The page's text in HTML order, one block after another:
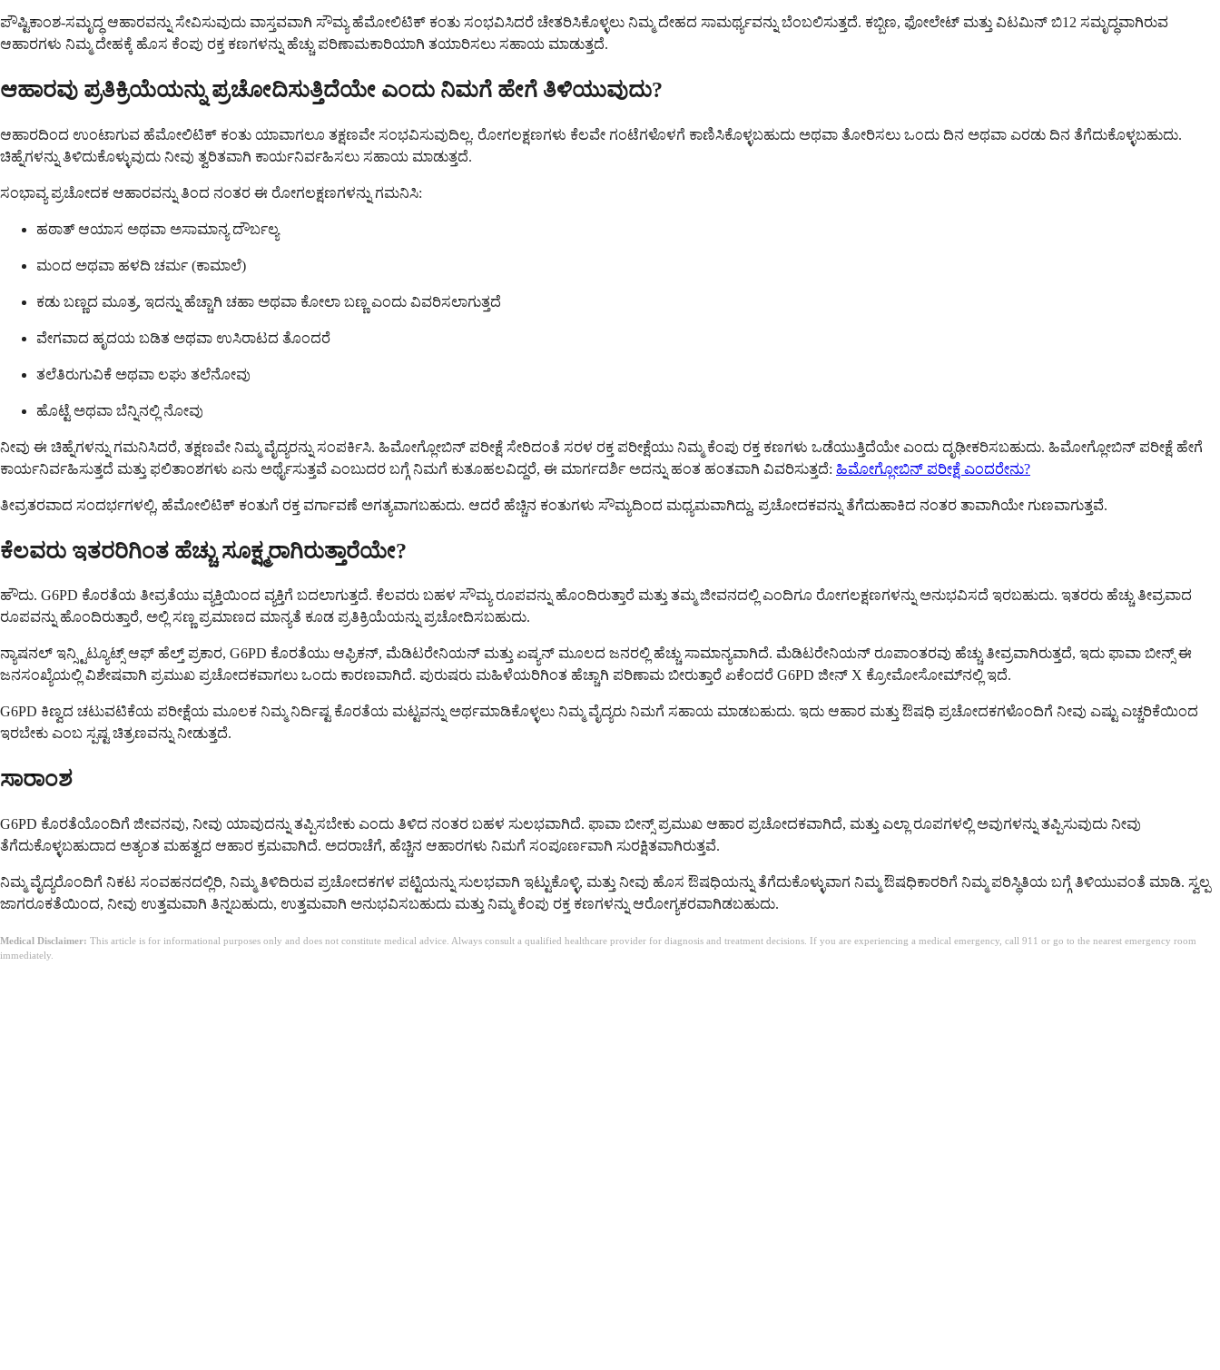
ಪೌಷ್ಟಿಕಾಂಶ-ಸಮೃದ್ಧ ಆಹಾರವನ್ನು ಸೇವಿಸುವುದು ವಾಸ್ತವವಾಗಿ ಸೌಮ್ಯ ಹೆಮೋಲಿಟಿಕ್ ಕಂತು ಸಂಭವಿಸಿದರೆ ಚೇತರಿಸಿಕೊಳ್ಳಲು ನಿಮ್ಮ ದೇಹದ ಸಾಮರ್ಥ್ಯವನ್ನು ಬೆಂಬಲಿಸುತ್ತದೆ. ಕಬ್ಬಿಣ, ಫೋಲೇಟ್ ಮತ್ತು ವಿಟಮಿನ್ ಬಿ12 ಸಮೃದ್ಧವಾಗಿರುವ
ಆಹಾರಗಳು ನಿಮ್ಮ ದೇಹಕ್ಕೆ ಹೊಸ ಕೆಂಪು ರಕ್ತ ಕಣಗಳನ್ನು ಹೆಚ್ಚು ಪರಿಣಾಮಕಾರಿಯಾಗಿ ತಯಾರಿಸಲು ಸಹಾಯ ಮಾಡುತ್ತದೆ.
ಆಹಾರವು ಪ್ರತಿಕ್ರಿಯೆಯನ್ನು ಪ್ರಚೋದಿಸುತ್ತಿದೆಯೇ ಎಂದು ನಿಮಗೆ ಹೇಗೆ ತಿಳಿಯುವುದು?
ಆಹಾರದಿಂದ ಉಂಟಾಗುವ ಹೆಮೋಲಿಟಿಕ್ ಕಂತು ಯಾವಾಗಲೂ ತಕ್ಷಣವೇ ಸಂಭವಿಸುವುದಿಲ್ಲ. ರೋಗಲಕ್ಷಣಗಳು ಕೆಲವೇ ಗಂಟೆಗಳೊಳಗೆ ಕಾಣಿಸಿಕೊಳ್ಳಬಹುದು ಅಥವಾ ತೋರಿಸಲು ಒಂದು ದಿನ ಅಥವಾ ಎರಡು ದಿನ ತೆಗೆದುಕೊಳ್ಳಬಹುದು.
ಚಿಹ್ನೆಗಳನ್ನು ತಿಳಿದುಕೊಳ್ಳುವುದು ನೀವು ತ್ವರಿತವಾಗಿ ಕಾರ್ಯನಿರ್ವಹಿಸಲು ಸಹಾಯ ಮಾಡುತ್ತದೆ.
ಸಂಭಾವ್ಯ ಪ್ರಚೋದಕ ಆಹಾರವನ್ನು ತಿಂದ ನಂತರ ಈ ರೋಗಲಕ್ಷಣಗಳನ್ನು ಗಮನಿಸಿ:
ಹಠಾತ್ ಆಯಾಸ ಅಥವಾ ಅಸಾಮಾನ್ಯ ದೌರ್ಬಲ್ಯ
ಮಂದ ಅಥವಾ ಹಳದಿ ಚರ್ಮ (ಕಾಮಾಲೆ)
ಕಡು ಬಣ್ಣದ ಮೂತ್ರ, ಇದನ್ನು ಹೆಚ್ಚಾಗಿ ಚಹಾ ಅಥವಾ ಕೋಲಾ ಬಣ್ಣ ಎಂದು ವಿವರಿಸಲಾಗುತ್ತದೆ
ವೇಗವಾದ ಹೃದಯ ಬಡಿತ ಅಥವಾ ಉಸಿರಾಟದ ತೊಂದರೆ
ತಲೆತಿರುಗುವಿಕೆ ಅಥವಾ ಲಘು ತಲೆನೋವು
ಹೊಟ್ಟೆ ಅಥವಾ ಬೆನ್ನಿನಲ್ಲಿ ನೋವು
ನೀವು ಈ ಚಿಹ್ನೆಗಳನ್ನು ಗಮನಿಸಿದರೆ, ತಕ್ಷಣವೇ ನಿಮ್ಮ ವೈದ್ಯರನ್ನು ಸಂಪರ್ಕಿಸಿ. ಹಿಮೋಗ್ಲೋಬಿನ್ ಪರೀಕ್ಷೆ ಸೇರಿದಂತೆ ಸರಳ ರಕ್ತ ಪರೀಕ್ಷೆಯು ನಿಮ್ಮ ಕೆಂಪು ರಕ್ತ ಕಣಗಳು ಒಡೆಯುತ್ತಿದೆಯೇ ಎಂದು ದೃಢೀಕರಿಸಬಹುದು. ಹಿಮೋಗ್ಲೋಬಿನ್ ಪರೀಕ್ಷೆ ಹೇಗೆ
ಕಾರ್ಯನಿರ್ವಹಿಸುತ್ತದೆ ಮತ್ತು ಫಲಿತಾಂಶಗಳು ಏನು ಅರ್ಥೈಸುತ್ತವೆ ಎಂಬುದರ ಬಗ್ಗೆ ನಿಮಗೆ ಕುತೂಹಲವಿದ್ದರೆ, ಈ ಮಾರ್ಗದರ್ಶಿ ಅದನ್ನು ಹಂತ ಹಂತವಾಗಿ ವಿವರಿಸುತ್ತದೆ: ಹಿಮೋಗ್ಲೋಬಿನ್ ಪರೀಕ್ಷೆ ಎಂದರೇನು?
ತೀವ್ರತರವಾದ ಸಂದರ್ಭಗಳಲ್ಲಿ, ಹೆಮೋಲಿಟಿಕ್ ಕಂತುಗೆ ರಕ್ತ ವರ್ಗಾವಣೆ ಅಗತ್ಯವಾಗಬಹುದು. ಆದರೆ ಹೆಚ್ಚಿನ ಕಂತುಗಳು ಸೌಮ್ಯದಿಂದ ಮಧ್ಯಮವಾಗಿದ್ದು, ಪ್ರಚೋದಕವನ್ನು ತೆಗೆದುಹಾಕಿದ ನಂತರ ತಾವಾಗಿಯೇ ಗುಣವಾಗುತ್ತವೆ.
ಕೆಲವರು ಇತರರಿಗಿಂತ ಹೆಚ್ಚು ಸೂಕ್ಷ್ಮರಾಗಿರುತ್ತಾರೆಯೇ?
ಹೌದು. G6PD ಕೊರತೆಯ ತೀವ್ರತೆಯು ವ್ಯಕ್ತಿಯಿಂದ ವ್ಯಕ್ತಿಗೆ ಬದಲಾಗುತ್ತದೆ. ಕೆಲವರು ಬಹಳ ಸೌಮ್ಯ ರೂಪವನ್ನು ಹೊಂದಿರುತ್ತಾರೆ ಮತ್ತು ತಮ್ಮ ಜೀವನದಲ್ಲಿ ಎಂದಿಗೂ ರೋಗಲಕ್ಷಣಗಳನ್ನು ಅನುಭವಿಸದೆ ಇರಬಹುದು. ಇತರರು ಹೆಚ್ಚು ತೀವ್ರವಾದ
ರೂಪವನ್ನು ಹೊಂದಿರುತ್ತಾರೆ, ಅಲ್ಲಿ ಸಣ್ಣ ಪ್ರಮಾಣದ ಮಾನ್ಯತೆ ಕೂಡ ಪ್ರತಿಕ್ರಿಯೆಯನ್ನು ಪ್ರಚೋದಿಸಬಹುದು.
ನ್ಯಾಷನಲ್ ಇನ್ಸ್ಟಿಟ್ಯೂಟ್ಸ್ ಆಫ್ ಹೆಲ್ತ್ ಪ್ರಕಾರ, G6PD ಕೊರತೆಯು ಆಫ್ರಿಕನ್, ಮೆಡಿಟರೇನಿಯನ್ ಮತ್ತು ಏಷ್ಯನ್ ಮೂಲದ ಜನರಲ್ಲಿ ಹೆಚ್ಚು ಸಾಮಾನ್ಯವಾಗಿದೆ. ಮೆಡಿಟರೇನಿಯನ್ ರೂಪಾಂತರವು ಹೆಚ್ಚು ತೀವ್ರವಾಗಿರುತ್ತದೆ, ಇದು ಫಾವಾ ಬೀನ್ಸ್ ಈ
ಜನಸಂಖ್ಯೆಯಲ್ಲಿ ವಿಶೇಷವಾಗಿ ಪ್ರಮುಖ ಪ್ರಚೋದಕವಾಗಲು ಒಂದು ಕಾರಣವಾಗಿದೆ. ಪುರುಷರು ಮಹಿಳೆಯರಿಗಿಂತ ಹೆಚ್ಚಾಗಿ ಪರಿಣಾಮ ಬೀರುತ್ತಾರೆ ಏಕೆಂದರೆ G6PD ಜೀನ್ X ಕ್ರೋಮೋಸೋಮ್‌ನಲ್ಲಿ ಇದೆ.
G6PD ಕಿಣ್ವದ ಚಟುವಟಿಕೆಯ ಪರೀಕ್ಷೆಯ ಮೂಲಕ ನಿಮ್ಮ ನಿರ್ದಿಷ್ಟ ಕೊರತೆಯ ಮಟ್ಟವನ್ನು ಅರ್ಥಮಾಡಿಕೊಳ್ಳಲು ನಿಮ್ಮ ವೈದ್ಯರು ನಿಮಗೆ ಸಹಾಯ ಮಾಡಬಹುದು. ಇದು ಆಹಾರ ಮತ್ತು ಔಷಧಿ ಪ್ರಚೋದಕಗಳೊಂದಿಗೆ ನೀವು ಎಷ್ಟು ಎಚ್ಚರಿಕೆಯಿಂದ
ಇರಬೇಕು ಎಂಬ ಸ್ಪಷ್ಟ ಚಿತ್ರಣವನ್ನು ನೀಡುತ್ತದೆ.
ಸಾರಾಂಶ
G6PD ಕೊರತೆಯೊಂದಿಗೆ ಜೀವನವು, ನೀವು ಯಾವುದನ್ನು ತಪ್ಪಿಸಬೇಕು ಎಂದು ತಿಳಿದ ನಂತರ ಬಹಳ ಸುಲಭವಾಗಿದೆ. ಫಾವಾ ಬೀನ್ಸ್ ಪ್ರಮುಖ ಆಹಾರ ಪ್ರಚೋದಕವಾಗಿದೆ, ಮತ್ತು ಎಲ್ಲಾ ರೂಪಗಳಲ್ಲಿ ಅವುಗಳನ್ನು ತಪ್ಪಿಸುವುದು ನೀವು
ತೆಗೆದುಕೊಳ್ಳಬಹುದಾದ ಅತ್ಯಂತ ಮಹತ್ವದ ಆಹಾರ ಕ್ರಮವಾಗಿದೆ. ಅದರಾಚೆಗೆ, ಹೆಚ್ಚಿನ ಆಹಾರಗಳು ನಿಮಗೆ ಸಂಪೂರ್ಣವಾಗಿ ಸುರಕ್ಷಿತವಾಗಿರುತ್ತವೆ.
ನಿಮ್ಮ ವೈದ್ಯರೊಂದಿಗೆ ನಿಕಟ ಸಂವಹನದಲ್ಲಿರಿ, ನಿಮ್ಮ ತಿಳಿದಿರುವ ಪ್ರಚೋದಕಗಳ ಪಟ್ಟಿಯನ್ನು ಸುಲಭವಾಗಿ ಇಟ್ಟುಕೊಳ್ಳಿ, ಮತ್ತು ನೀವು ಹೊಸ ಔಷಧಿಯನ್ನು ತೆಗೆದುಕೊಳ್ಳುವಾಗ ನಿಮ್ಮ ಔಷಧಿಕಾರರಿಗೆ ನಿಮ್ಮ ಪರಿಸ್ಥಿತಿಯ ಬಗ್ಗೆ ತಿಳಿಯುವಂತೆ ಮಾಡಿ. ಸ್ವಲ್ಪ
ಜಾಗರೂಕತೆಯಿಂದ, ನೀವು ಉತ್ತಮವಾಗಿ ತಿನ್ನಬಹುದು, ಉತ್ತಮವಾಗಿ ಅನುಭವಿಸಬಹುದು ಮತ್ತು ನಿಮ್ಮ ಕೆಂಪು ರಕ್ತ ಕಣಗಳನ್ನು ಆರೋಗ್ಯಕರವಾಗಿಡಬಹುದು.
Medical Disclaimer: This article is for informational purposes only and does not constitute medical advice. Always consult a qualified healthcare provider for diagnosis and treatment decisions. If you are experiencing a medical emergency, call 911 or go to the nearest emergency room
immediately.